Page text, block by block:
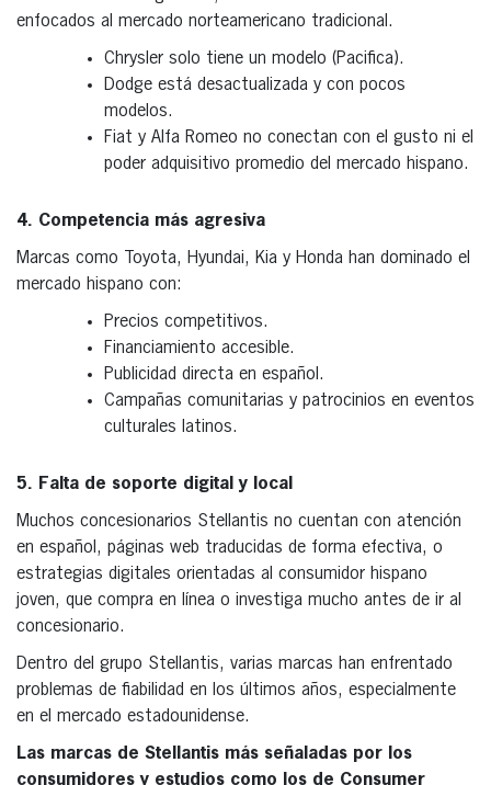
enfocados al mercado norteamericano tradicional.
Chrysler solo tiene un modelo (Pacifica).
Dodge está desactualizada y con pocos
modelos.
Fiat y Alfa Romeo no conectan con el gusto ni el
poder adquisitivo promedio del mercado hispano.
4. Competencia más agresiva
Marcas como Toyota, Hyundai, Kia y Honda han dominado el
mercado hispano con:
Precios competitivos.
Financiamiento accesible.
Publicidad directa en español.
Campañas comunitarias y patrocinios en eventos
culturales latinos.
5. Falta de soporte digital y local
Muchos concesionarios Stellantis no cuentan con atención
en español, páginas web traducidas de forma efectiva, o
estrategias digitales orientadas al consumidor hispano
joven, que compra en línea o investiga mucho antes de ir al
concesionario.
Dentro del grupo Stellantis, varias marcas han enfrentado
problemas de fiabilidad en los últimos años, especialmente
en el mercado estadounidense.
Las marcas de Stellantis más señaladas por los
consumidores y estudios como los de Consumer